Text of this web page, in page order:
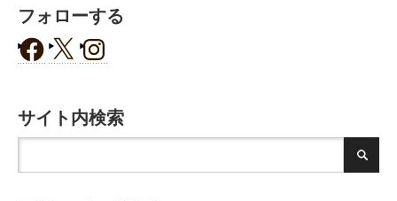
フォローする
サイト内検索